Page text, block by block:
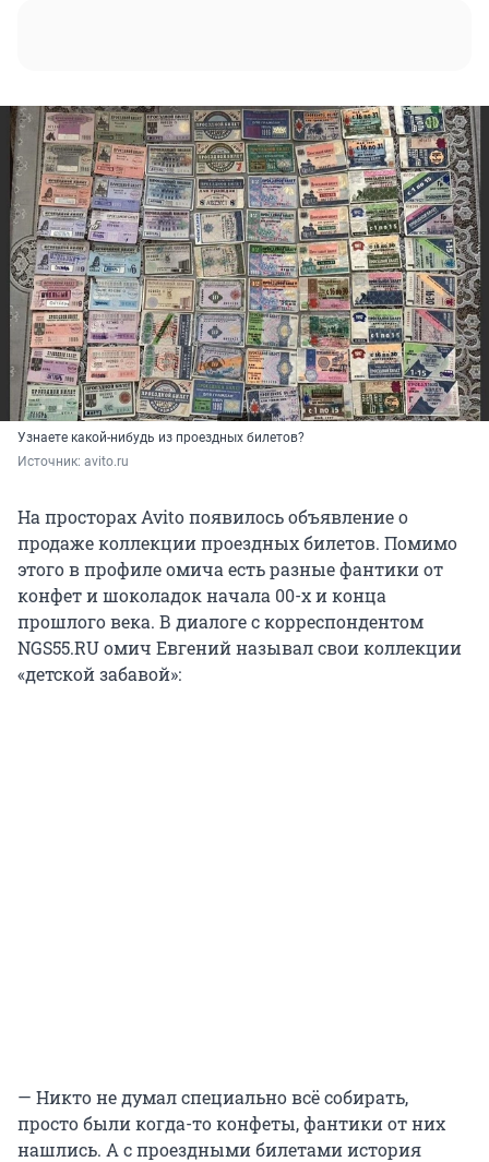
Узнаете какой-нибудь из проездных билетов?
Источник: avito.ru
На просторах Avito появилось объявление о
продаже коллекции проездных билетов. Помимо
этого в профиле омича есть разные фантики от
конфет и шоколадок начала 00-х и конца
прошлого века. В диалоге с корреспондентом
NGS55.RU омич Евгений называл свои коллекции
«детской забавой»:
— Никто не думал специально всё собирать,
просто были когда-то конфеты, фантики от них
нашлись. А с проездными билетами история